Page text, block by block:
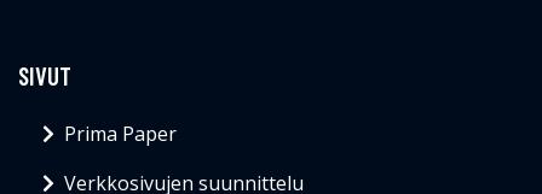
SIVUT
Prima Paper
Verkkosivujen suunnittelu